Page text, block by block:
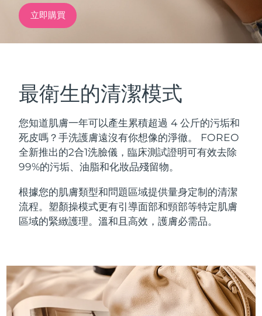
立即購買
最衛生的清潔模式
您知道肌膚一年可以產生累積超過 4 公斤的污垢和
死皮嗎？手洗護膚遠沒有你想像的淨徹。 FOREO
全新推出的2合1洗臉儀，臨床測試證明可有效去除
99%的污垢、油脂和化妝品殘留物。
根據您的肌膚類型和問題區域提供量身定制的清潔
流程。塑顏操模式更有引導面部和頸部等特定肌膚
區域的緊緻護理。溫和且高效，護膚必需品。
紅光療法
面部清潔
LUNA™ 4 套裝
Anti-aging massage
LUNA™ 4 Plus
LUNA™ 4 Men
For men, anti-aging massage
緊致提拉
BEAR™ 2 套裝
Microcurrent toning
BEAR™ 2 go
BEAR™ 2 eyes & lips
Microcurrent line smoothing device
補水保濕
UFO™ 3 套裝
UFO™ 3 LED
Near-infrared and red light therapy
device
口腔護理
issa™ 4
issa™ 4 plus
Smart hybrid silicone sonic toothbrush
抗老 LED 護理
NEW
加拿大 預計送達日期 16/8/26
奧地利 預計送達日期
比利時 預計送達日期12/8/26
百慕達 預計送達日期
波士尼亞與赫塞哥維納 預計送達日期15/8/26
汶萊 預計送達日期
加拿大 預計送達日期16/8/26
智利 預計送達日期16/8/26